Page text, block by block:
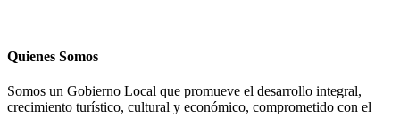
Quienes Somos
Somos un Gobierno Local que promueve el desarrollo integral,
crecimiento turístico, cultural y económico, comprometido con el